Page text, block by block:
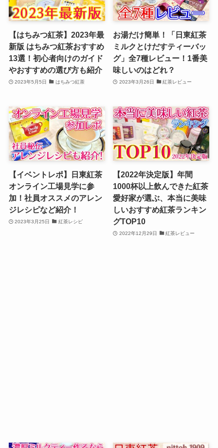
【はちみつ紅茶】2023年最
新版 はちみつ紅茶おすすめ
13選！初心者向けのガイド
やおすすめの選び方も紹介
2023年5月5日 はちみつ紅茶
お湯だけ簡単！「日東紅茶
ミルクとけだすティーバッ
グ」全7種レビュー！1番美
味しいのはどれ？
2023年3月26日 紅茶レビュー
【イベントレポ】日東紅茶
オンライン工場見学に参
加！社員オススメのアレン
ジレシピなど紹介！
2023年3月25日 紅茶レシピ
【2022年決定版】年間
1000杯以上飲んできた紅茶
愛好家が選ぶ、本当に美味
しいおすすめ紅茶ランキン
グTOP10
2022年12月29日 紅茶レビュー